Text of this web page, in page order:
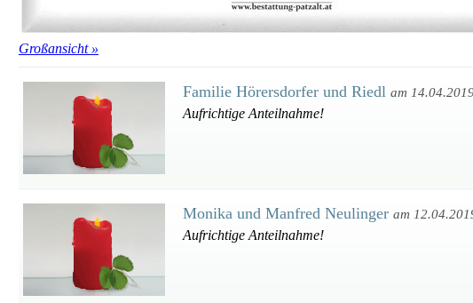
Großansicht »
Familie Hörersdorfer und Riedl am
Aufrichtige Anteilnahme!
Monika und Manfred Neulinger am
Aufrichtige Anteilnahme!